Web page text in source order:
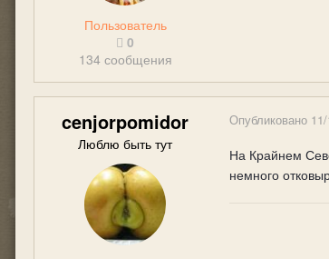
Пользователь
0
134 сообщения
cenjorpomidor
Люблю быть тут
Опубликовано
На Крайнем
немного